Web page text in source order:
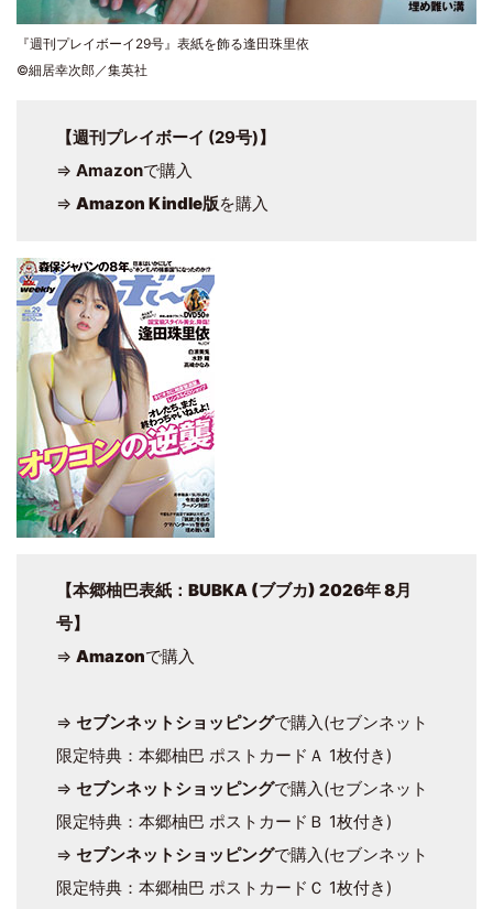
『週刊プレイボーイ29号』表紙を飾る逢田珠里依
©細居幸次郎／集英社
【週刊プレイボーイ (29号)】
⇒ Amazonで購入
⇒ Amazon Kindle版を購入
【本郷柚巴表紙： BUBKA (ブブカ) 2026年 8月
号】
⇒ Amazonで購入
⇒ セブンネットショッピングで購入(セブンネット
限定特典：本郷柚巴 ポストカードＡ 1枚付き)
⇒ セブンネットショッピングで購入(セブンネット
限定特典：本郷柚巴 ポストカードＢ 1枚付き)
⇒ セブンネットショッピングで購入(セブンネット
限定特典：本郷柚巴 ポストカードＣ 1枚付き)